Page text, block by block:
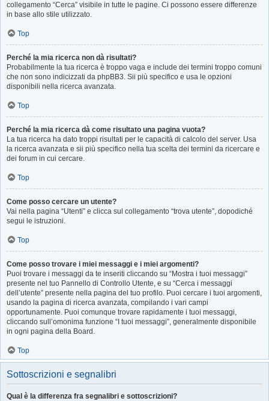
collegamento “Cerca” visibile in tutte le pagine. Ci possono essere differenze
in base allo stile utilizzato.
Top
Perché la mia ricerca non dà risultati?
Probabilmente la tua ricerca è troppo vaga e include dei termini troppo comuni
che non sono indicizzati da phpBB3. Sii più specifico e usa le opzioni
disponibili nella ricerca avanzata.
Top
Perché la mia ricerca dà come risultato una pagina vuota?
La tua ricerca ha dato troppi risultati per le capacità di calcolo del server. Usa
la ricerca avanzata e sii più specifico nella tua scelta dei termini da ricercare e
dei forum in cui cercare.
Top
Come posso cercare un utente?
Vai nella pagina “Utenti” e clicca sul collegamento “trova utente”, dopodiché
segui le istruzioni.
Top
Come posso trovare i miei messaggi e i miei argomenti?
Puoi trovare i messaggi da te inseriti cliccando su “Mostra i tuoi messaggi”
presente nel tuo Pannello di Controllo Utente, e su “Cerca i messaggi
dell’utente” presente nella pagina del tuo profilo. Puoi cercare i tuoi argomenti,
usando la pagina di ricerca avanzata, compilando i vari campi
opportunamente. Puoi comunque trovare rapidamente i tuoi messaggi,
cliccando sull’omonima funzione “I tuoi messaggi”, generalmente disponibile
in ogni pagina della Board.
Top
Sottoscrizioni e segnalibri
Qual è la differenza fra segnalibri e sottoscrizioni?